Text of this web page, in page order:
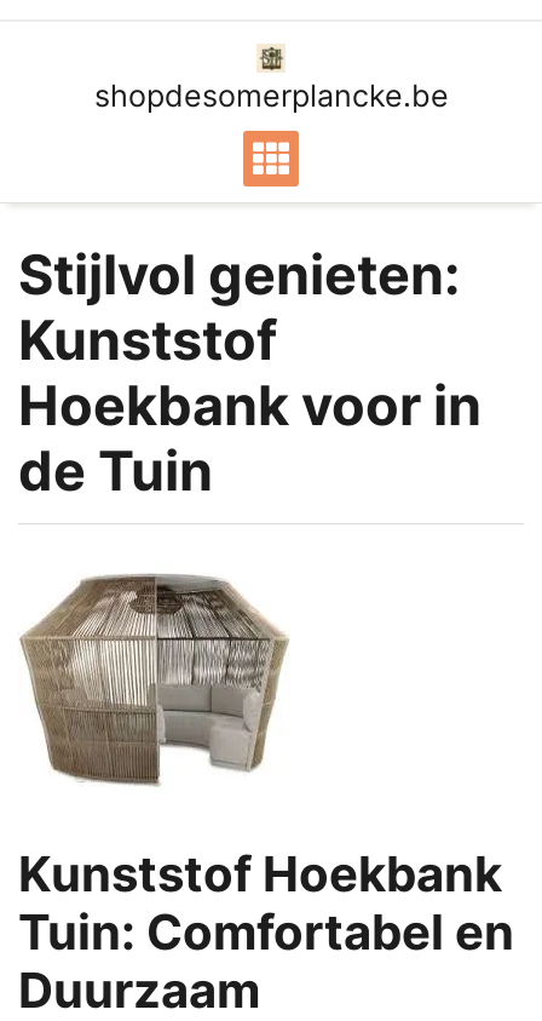
shopdesomerplancke.be
Stijlvol genieten:
Kunststof
Hoekbank voor in
de Tuin
Kunststof Hoekbank
Tuin: Comfortabel en
Duurzaam